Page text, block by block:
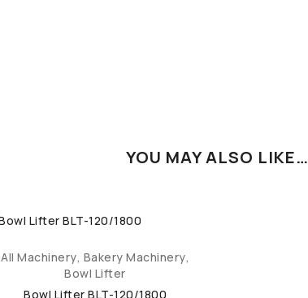
YOU MAY ALSO LIKE…
All Machinery, Bakery Machinery,
Bowl Lifter
Bowl Lifter BLT-120/1800